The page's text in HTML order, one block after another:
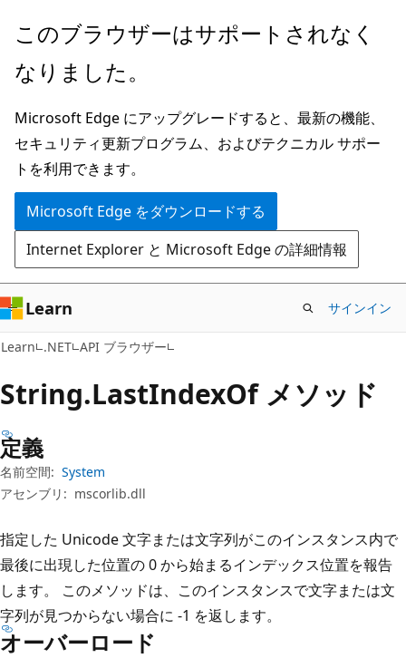
メ
ン
ン
テ
ン
ツ
に
ス
キ
ッ
プ
ペ
ジ
ナ
ビ
ゲ
ー
シ
ョ
ン
に
ス
キ
ッ
プ
このブラウザーはサポートされなく
なりました。
Microsoft Edge にアップグレードすると、最新の機能、
セキュリティ更新プログラム、およびテクニカル サポー
トを利用できます。
Microsoft Edge をダウンロードする
Internet Explorer と Microsoft Edge の詳細情報
Learn サインイン
Learn .NET API ブラウザー
String.LastIndexOf メソッド
定義
名前空間: System
アセンブリ: mscorlib.dll
指定した Unicode 文字または文字列がこのインスタンス内で
最後に出現した位置の 0 から始まるインデックス位置を報告
します。 このメソッドは、このインスタンスで文字または文
字列が見つからない場合に -1 を返します。
オーバーロード